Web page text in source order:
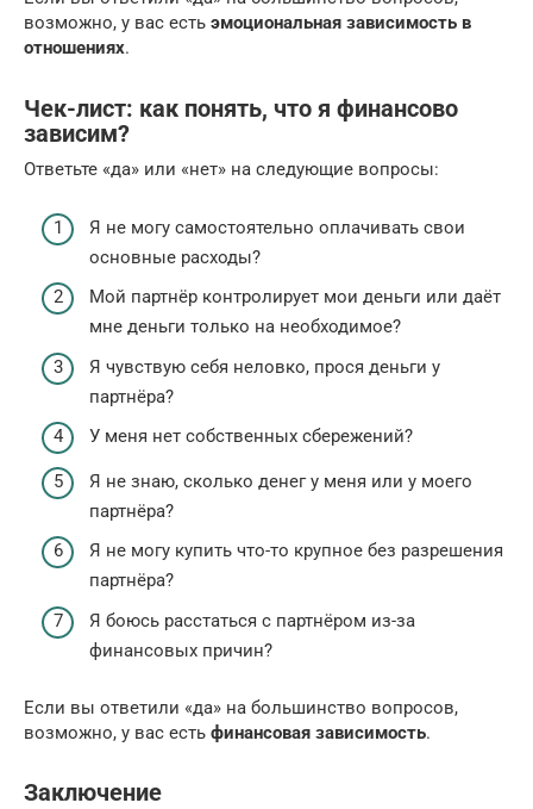
возможно, у вас есть эмоциональная зависимость в
отношениях.
Чек-лист: как понять, что я финансово
зависим?
Ответьте «да» или «нет» на следующие вопросы:
Я не могу самостоятельно оплачивать свои
основные расходы?
Мой партнёр контролирует мои деньги или даёт
мне деньги только на необходимое?
Я чувствую себя неловко, прося деньги у
партнёра?
У меня нет собственных сбережений?
Я не знаю, сколько денег у меня или у моего
партнёра?
Я не могу купить что-то крупное без разрешения
партнёра?
Я боюсь расстаться с партнёром из-за
финансовых причин?
Если вы ответили «да» на большинство вопросов,
возможно, у вас есть финансовая зависимость.
Заключение